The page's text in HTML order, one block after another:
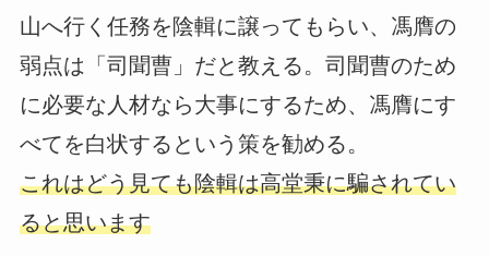
山へ行く任務を陰輯に譲ってもらい、馮膺の
弱点は「司聞曹」だと教える。司聞曹のため
に必要な人材なら大事にするため、馮膺にす
べてを白状するという策を勧める。
これはどう見ても陰輯は高堂秉に騙されてい
ると思います